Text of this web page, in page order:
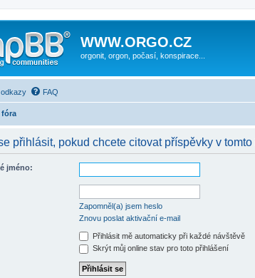
WWW.ORGO.CZ
orgonit, orgon, počasí, konspirace...
FAQ
fóra
přihlásit, pokud chcete citovat příspěvky v tomto
jméno:
Zapomněl(a) jsem heslo
Znovu poslat aktivační e-mail
Přihlásit mě automaticky při každé návštěvě
Skrýt můj online stav pro toto přihlášení